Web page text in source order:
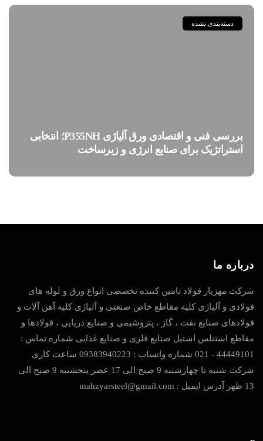
دسته‌بندی نشده
بررسی فنی و اقتصادی ورق آلیاژی P355NH؛ انتخابی
استراتژیک برای صنایع انرژی و زیرساخت
درباره ما
شرکت مهزیار فولاد تامین کننده تخصصی انواع ورق و لوله های
فولادی و آلیاژی کلیه مقاطع خاص صنعتی و آلیاژی کلیه آهن آلات و
فولادهای صنایع نفت ، گاز ، پتروشیمی و صنایع دریایی ، فولادها و
مقاطع استنلس استیل صنایع فلزی و صنایع غذایی شماره تماس :
44449101 - 021 شماره واتساپ : 09383940223 ساعت کاری
شرکت شنبه تا چهارشنبه 9 صبح الی 17 عصر پنجشنبه 9 صبح الی
13 ظهر آدرس ایمیل : mahzyarsteel@gmail.com